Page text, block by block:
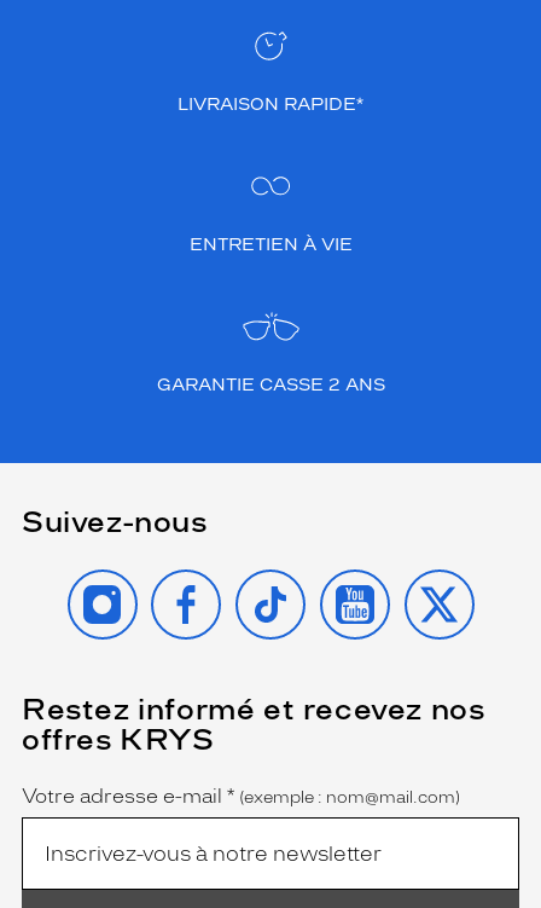
LIVRAISON RAPIDE*
ENTRETIEN À VIE
GARANTIE CASSE 2 ANS
Suivez-nous
INSTAGRAMFACEBOOK
TIKTOK YOUTUBE
X
Restez informé et recevez nos
offres KRYS
Name
Votre adresse e-mail *
(Ce
champ
est
(exemple : nom@mail.com)